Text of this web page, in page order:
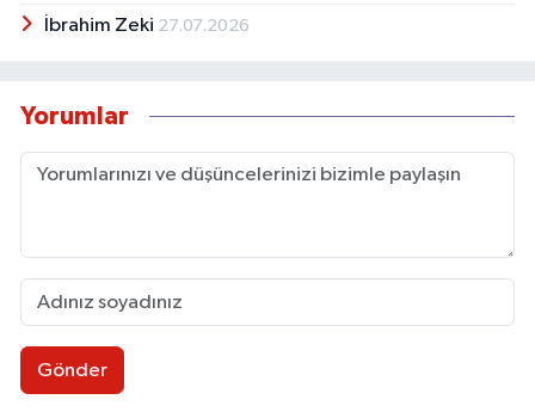
İbrahim Zeki 27.07.2026
Yorumlar
Gönder